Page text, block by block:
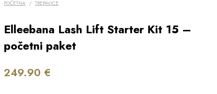
POČETNA / TREPAVICE
Elleebana Lash Lift Starter Kit 15 –
početni paket
249.90 €